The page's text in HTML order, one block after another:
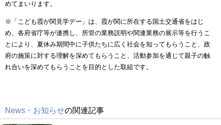
めてまいります。
※「こども霞が関見学デー」は、霞が関に所在する国土交通省をはじ
め、各府省庁等が連携し、所管の業務説明や関連業務の展示等を行うこ
とにより、夏休み期間中に子供たちに広く社会を知ってもらうこと、政
府の施策に対する理解を深めてもらうこと、活動参加を通じて親子の触
れ合いを深めてもらうことを目的とした取組です。
News・お知らせの関連記事